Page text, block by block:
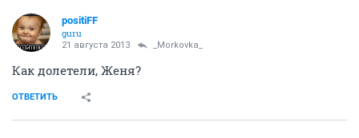
positiFF
guru
21 августа 2013 _Morkovka_
Как долетели, Женя?
ОТВЕТИТЬ